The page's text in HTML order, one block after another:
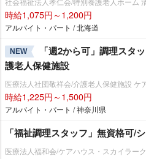
時給1,075円～1,200円
アルバイト・パート / 北海道
NEW
「週2から可」調理スタ
護老人保健施設
医療法人社団敬祥会/介護老人保健施設 ケ
時給1,225円～1,500円
アルバイト・パート / 神奈川県
「福祉調理スタッフ」無資格可/
医療法人福和会/ケアハウス・スカイラーク